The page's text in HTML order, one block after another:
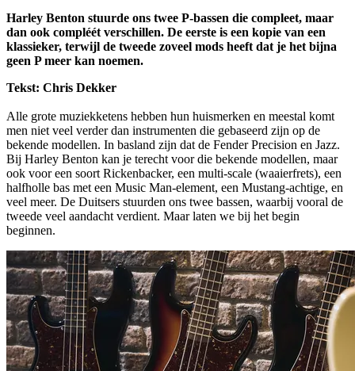
Harley Benton stuurde ons twee P-bassen die compleet, maar
dan ook compléét verschillen. De eerste is een kopie van een
klassieker, terwijl de tweede zoveel mods heeft dat je het bijna
geen P meer kan noemen.
Tekst: Chris Dekker
Alle grote muziekketens hebben hun huismerken en meestal komt
men niet veel verder dan instrumenten die gebaseerd zijn op de
bekende modellen. In basland zijn dat de Fender Precision en Jazz.
Bij Harley Benton kan je terecht voor die bekende modellen, maar
ook voor een soort Rickenbacker, een multi-scale (waaierfrets), een
halfholle bas met een Music Man-element, een Mustang-achtige, en
veel meer. De Duitsers stuurden ons twee bassen, waarbij vooral de
tweede veel aandacht verdient. Maar laten we bij het begin
beginnen.